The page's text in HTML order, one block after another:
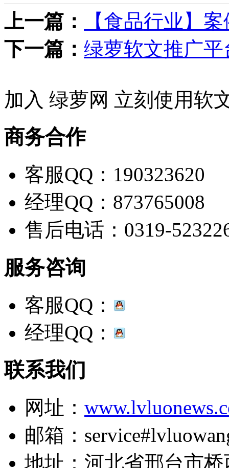
上一篇：
【食品行业】
下一篇： 绿萝软文推广
加入 绿萝网 立刻使用软
商务合作
客服QQ：190323620
经理QQ：873765008
售后电话：0319-
服务咨询
客服QQ：
经理QQ：
联系我们
网址：
邮箱：
地址：河北省邢台市